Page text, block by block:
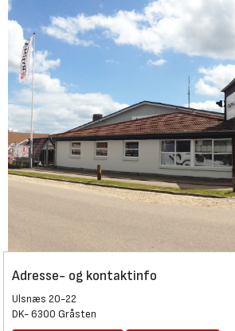
Adresse- og kontaktinfo
Ulsnæs 20-22
DK- 6300 Gråsten